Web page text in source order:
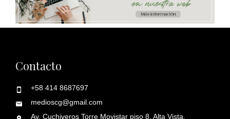
Contacto
+58 414 8687697
medioscg@gmail.com
Av. Cuchiveros Torre Movistar piso 8. Alta Vista.